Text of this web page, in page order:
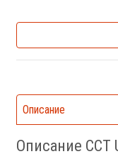
Описание
Описание CCT